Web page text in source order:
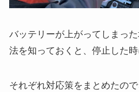
バッテリーが上がってしまっ
法を知っておくと、停止した時
それぞれ対応策をまとめたの